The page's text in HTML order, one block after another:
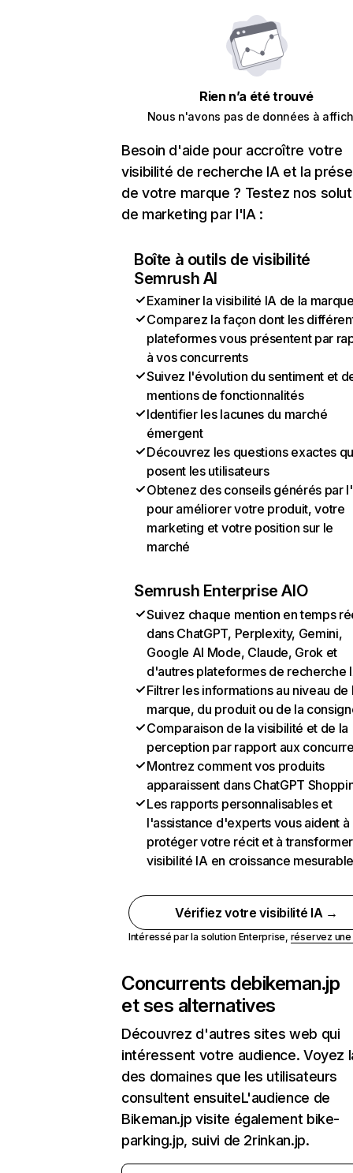
Rien n’a été trouvé
Nous n'avons pas de données à
Besoin d'aide pour accroître votre
visibilité de recherche IA et la
de votre marque ? Testez nos
de marketing par l'IA :
Boîte à outils de visibilité
Semrush AI
Examiner la visibilité IA de la
Comparez la façon dont les
plateformes vous présentent par
à vos concurrents
Suivez l'évolution du sentiment et
mentions de fonctionnalités
Identifier les lacunes du marché
émergent
Découvrez les questions exactes
posent les utilisateurs
Obtenez des conseils générés par
pour améliorer votre produit, votre
marketing et votre position sur le
marché
Semrush Enterprise AIO
Suivez chaque mention en temps
dans ChatGPT, Perplexity, Gemini,
Google AI Mode, Claude, Grok et
d'autres plateformes de recherche
Filtrer les informations au niveau de
marque, du produit ou de la
Comparaison de la visibilité et de la
perception par rapport aux
Montrez comment vos produits
apparaissent dans ChatGPT
Les rapports personnalisables et
l'assistance d'experts vous aident à
protéger votre récit et à
visibilité IA en croissance
Vérifiez votre visibilité IA →
Intéressé par la solution Enterprise, réservez
Concurrents debikeman.jp
et ses alternatives
Découvrez d'autres sites web qui
intéressent votre audience. Voyez
des domaines que les utilisateurs
consultent ensuiteL'audience de
Bikeman.jp visite également bike-
parking.jp, suivi de 2rinkan.jp.